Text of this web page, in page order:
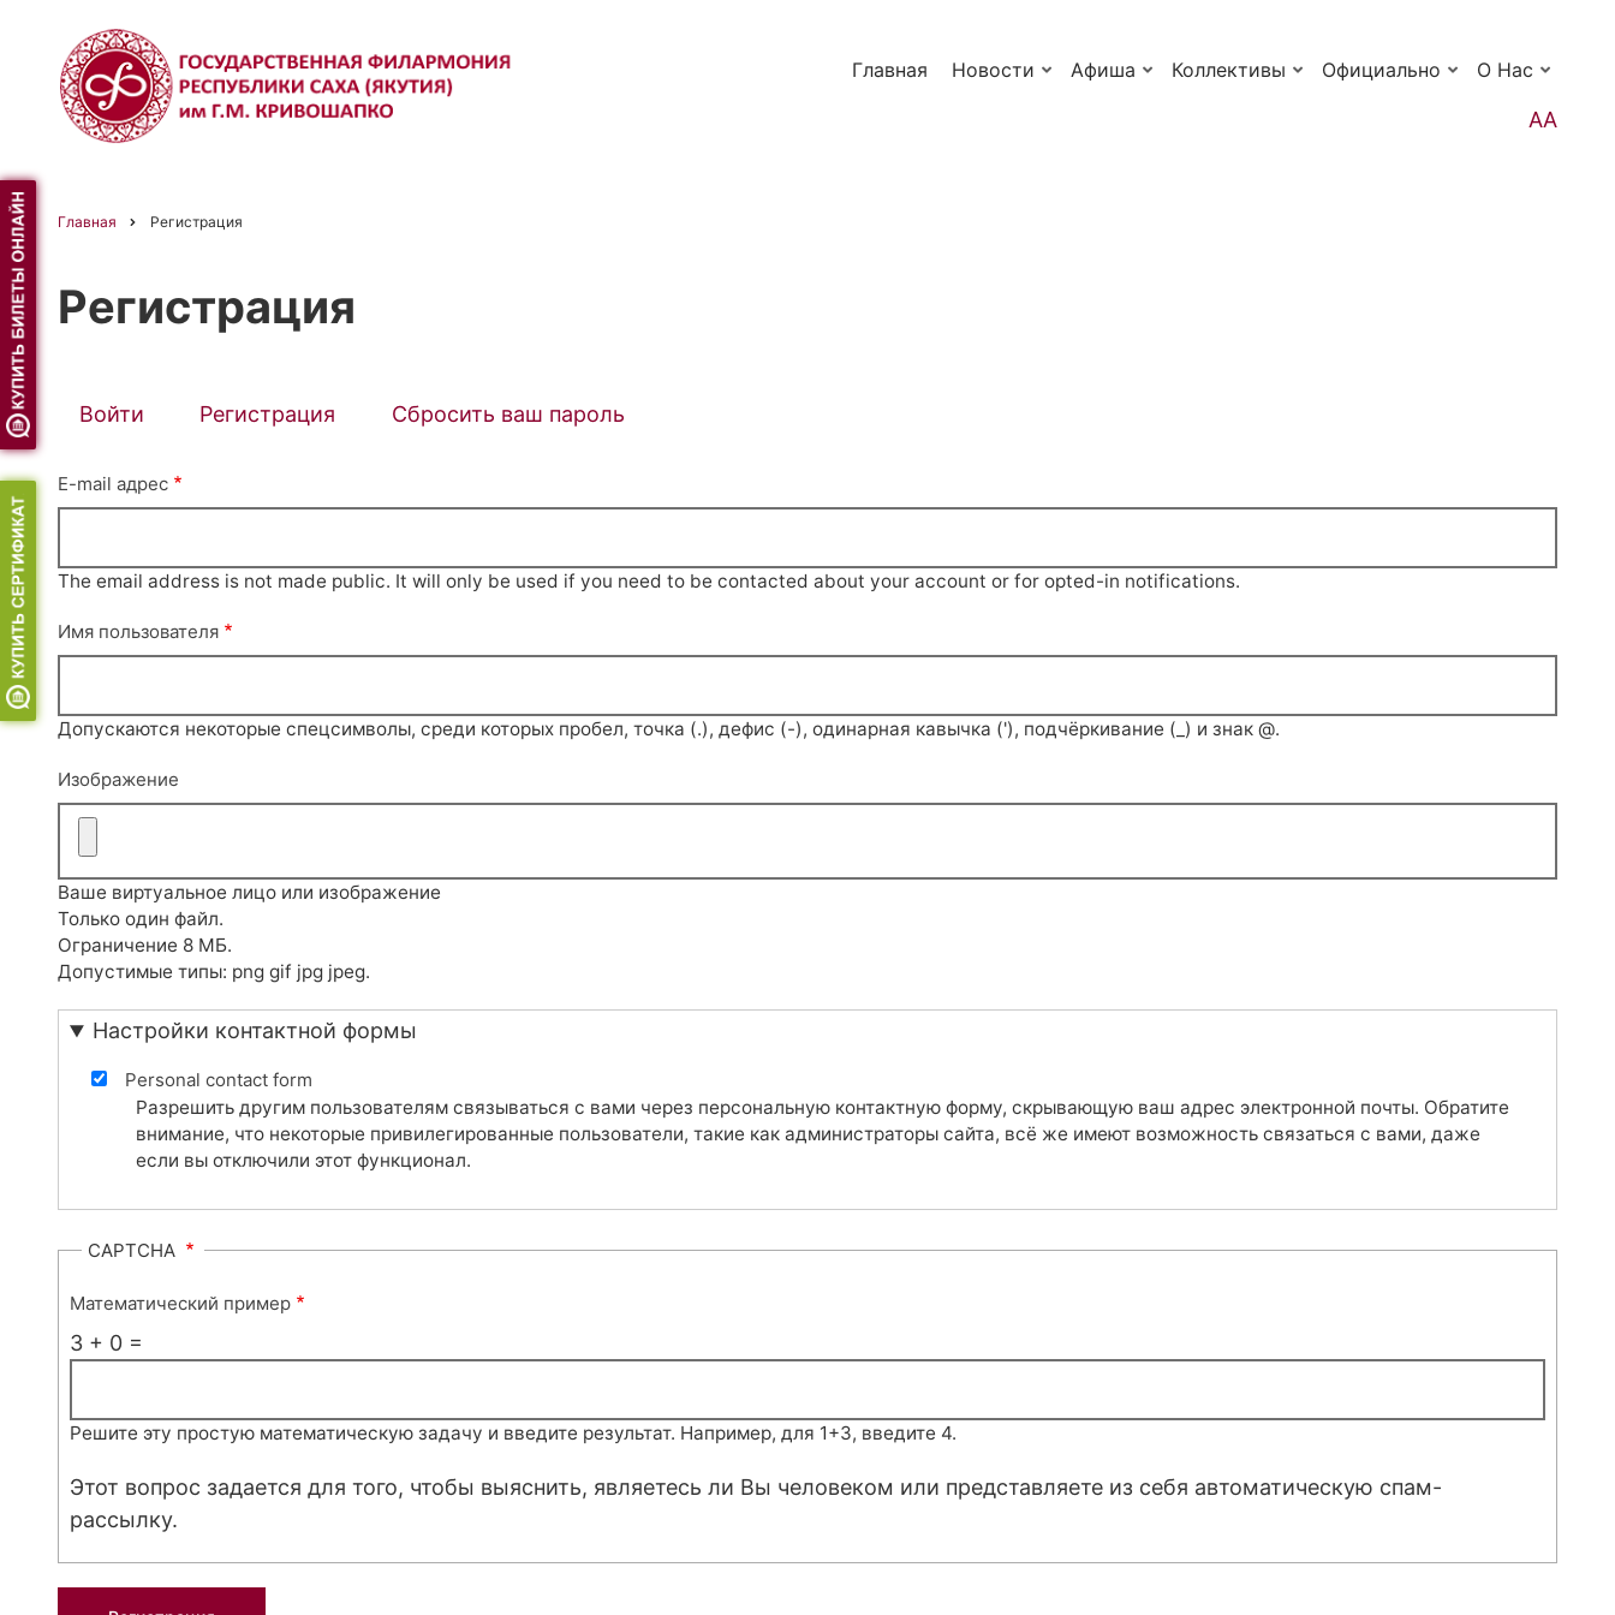
основному
содержанию
Главная Новости Афиша Коллективы Официально О Нас
АА
навигации
Главная Регистрация
Регистрация
tabs
Войти Регистрация (активнаяСбросить ваш пароль
E-mail адрес
The email address is not made public. It will only be used if you need to be contacted about your account or for opted-in notifications.
Имя пользователя
Допускаются некоторые спецсимволы, среди которых пробел, точка (.), дефис (-), одинарная кавычка ('), подчёркивание (_) и знак @.
Изображение
Ваше виртуальное лицо или изображение
Только один файл.
Ограничение 8 МБ.
Допустимые типы: png gif jpg jpeg.
Настройки контактной формы
Personal contact form
Разрешить другим пользователям связываться с вами через персональную контактную форму, скрывающую ваш адрес электронной почты. Обратите
внимание, что некоторые привилегированные пользователи, такие как администраторы сайта, всё же имеют возможность связаться с вами, даже
если вы отключили этот функционал.
CAPTCHA
Математический пример
3 + 0 =
Решите эту простую математическую задачу и введите результат. Например, для 1+3, введите 4.
Этот вопрос задается для того, чтобы выяснить, являетесь ли Вы человеком или представляете из себя автоматическую спам-
рассылку.